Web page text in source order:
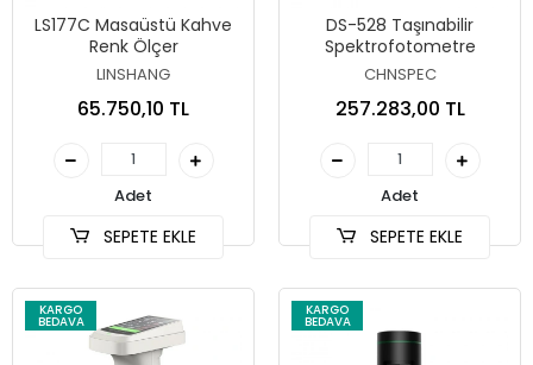
LS177C Masaüstü Kahve
Renk Ölçer
LINSHANG
65.750,10 TL
Adet
SEPETE EKLE
DS-528 Taşınabilir
Spektrofotometre
CHNSPEC
257.283,00 TL
Adet
SEPETE EKLE
KARGO
BEDAVA
KARGO
BEDAVA